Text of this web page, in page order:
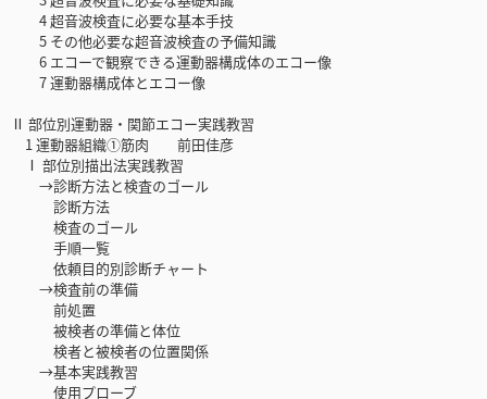
4 超音波検査に必要な基本手技
5 その他必要な超音波検査の予備知識
6 エコーで観察できる運動器構成体のエコー像
7 運動器構成体とエコー像
Ⅱ 部位別運動器・関節エコー実践教習
1 運動器組織①筋肉 前田佳彦
Ⅰ 部位別描出法実践教習
→診断方法と検査のゴール
診断方法
検査のゴール
手順一覧
依頼目的別診断チャート
→検査前の準備
前処置
被検者の準備と体位
検者と被検者の位置関係
→基本実践教習
使用プローブ